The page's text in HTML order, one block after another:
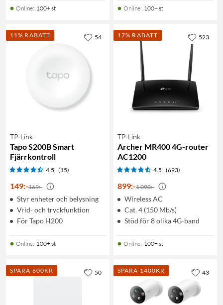
Online: 100+ st Online: 100+ st
11% RABATT
TP-Link
Tapo S200B Smart
Fjärrkontroll
4.5 (15)
149:-169:-
Styr enheter och belysning
Vrid- och tryckfunktion
För Tapo H200
Online: 100+ st
54 17% RABATT
TP-Link
Archer MR400 4G-router
AC1200
4.5 (693)
899:-1 090:-
Wireless AC
Cat. 4 (150 Mb/s)
Stöd för 8 olika 4G-band
Online: 100+ st
523
SPARA 600KR 50 SPARA 1400KR 43